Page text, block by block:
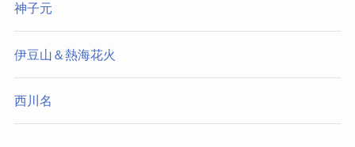
神子元
伊豆山＆熱海花火
西川名